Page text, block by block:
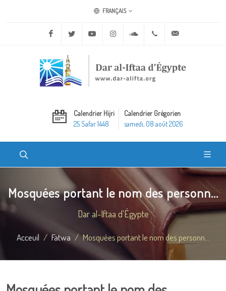
FRANÇAIS
Facebook Twitter Youtube Instagram Soundcloud+20 2 25970400
Calendrier Hijri
25 Safar 1448
Calendrier Grégorien
samedi, 08 août 2026
Mosquées portant le nom des personn...
Dar al-Iftaa d'Égypte
Acceuil Fatwa Mosquées portant le nom des personn...